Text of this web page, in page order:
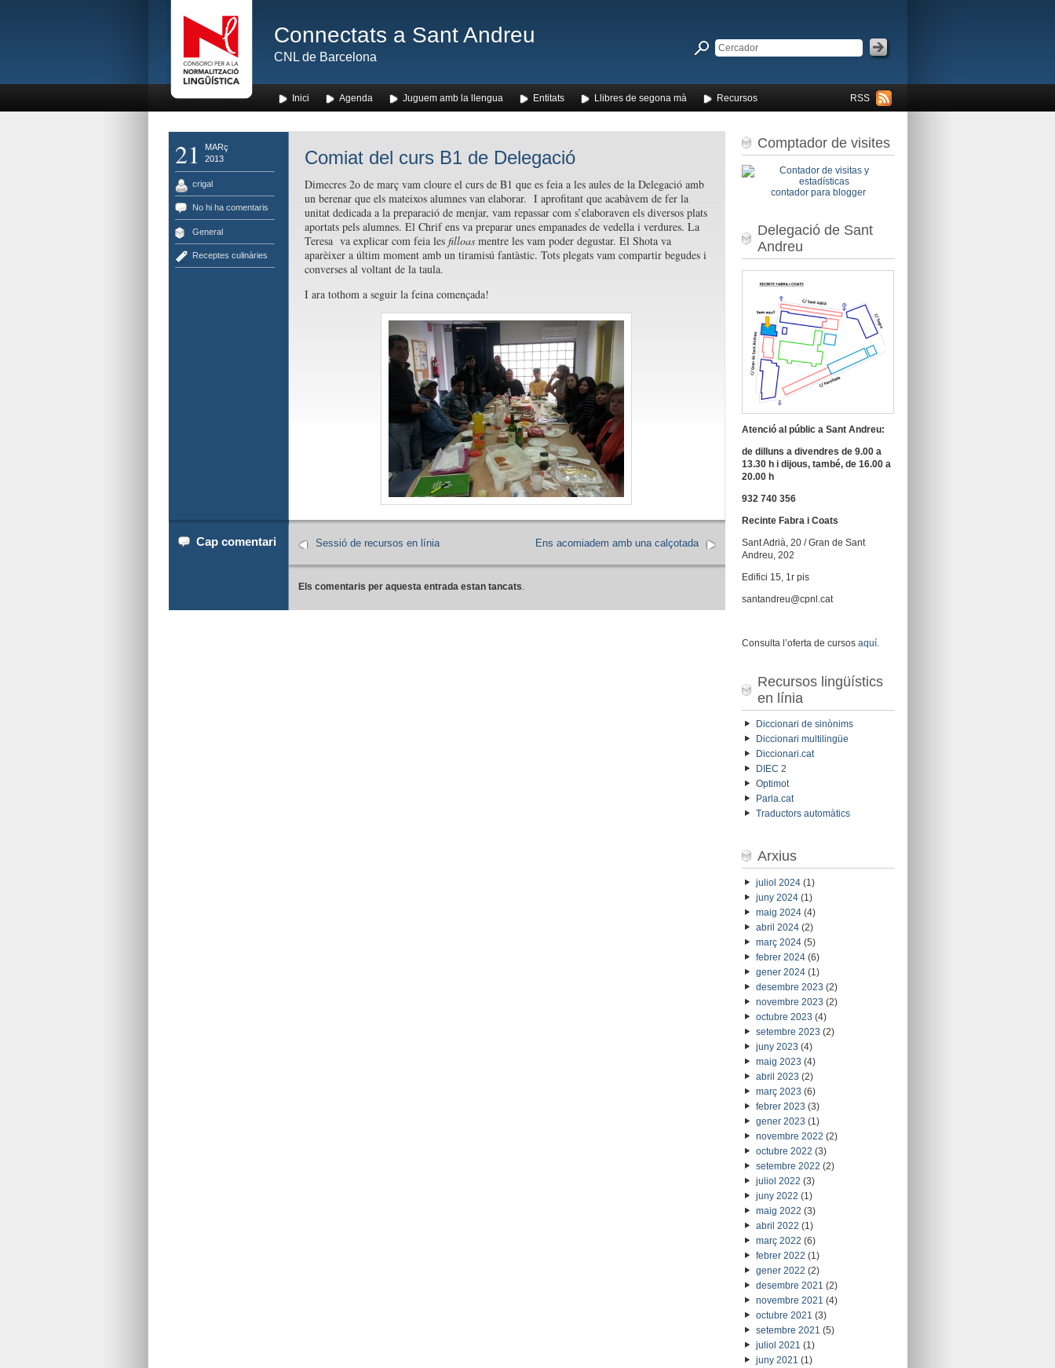
Connectats a Sant Andreu
CNL de Barcelona
RSS
Inici Agenda Juguem amb la llengua Entitats Llibres de segona mà Recursos
21
MARç
2013
crigal
No hi ha comentaris
General
Receptes culinàries
Comiat del curs B1 de Delegació
Dimecres 2o de març vam cloure el curs de B1 que es feia a les aules de la Delegació amb
un berenar que els mateixos alumnes van elaborar. I aprofitant que acabàvem de fer la
unitat dedicada a la preparació de menjar, vam repassar com s’elaboraven els diversos plats
aportats pels alumnes. El Chrif ens va preparar unes empanades de vedella i verdures. La
Teresa va explicar com feia les filloasmentre les vam poder degustar. El Shota va
aparèixer a últim moment amb un tiramisú fantàstic. Tots plegats vam compartir begudes i
converses al voltant de la taula.
I ara tothom a seguir la feina començada!
Cap comentari Ens acomiadem amb una calçotada
Sessió de recursos en línia
Els comentaris per aquesta entrada estan tancats.
Comptador de visites
contador para blogger
Delegació de Sant
Andreu
Atenció al públic a Sant Andreu:
de dilluns a divendres de 9.00 a
13.30 h i dijous, també, de 16.00 a
20.00 h
932 740 356
Recinte Fabra i Coats
Sant Adrià, 20 / Gran de Sant
Andreu, 202
Edifici 15, 1r pis
santandreu@cpnl.cat
Consulta l’oferta de cursos aquí.
Recursos lingüístics
en línia
Diccionari de sinònims
Diccionari multilingüe
Diccionari.cat
DIEC 2
Optimot
Parla.cat
Traductors automàtics
Arxius
juliol 2024(1)
juny 2024(1)
maig 2024(4)
abril 2024(2)
març 2024(5)
febrer 2024(6)
gener 2024(1)
desembre 2023 (2)
novembre 2023 (2)
octubre 2023 (4)
setembre 2023 (2)
juny 2023 (4)
maig 2023 (4)
abril 2023 (2)
març 2023 (6)
febrer 2023 (3)
gener 2023 (1)
novembre 2022 (2)
octubre 2022 (3)
setembre 2022 (2)
juliol 2022 (3)
juny 2022 (1)
maig 2022 (3)
abril 2022 (1)
març 2022 (6)
febrer 2022 (1)
gener 2022 (2)
desembre 2021 (2)
novembre 2021 (4)
octubre 2021 (3)
setembre 2021 (5)
juliol 2021 (1)
juny 2021 (1)